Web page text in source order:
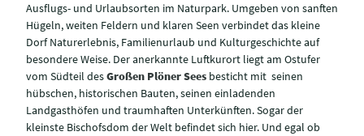
Ausflugs- und Urlaubsorten im Naturpark. Umgeben von sanften
Hügeln, weiten Feldern und klaren Seen verbindet das kleine
Dorf Naturerlebnis, Familienurlaub und Kulturgeschichte auf
besondere Weise. Der anerkannte Luftkurort liegt am Ostufer
vom Südteil desGroßen Plöner Sees besticht mit seinen
hübschen, historischen Bauten, seinen einladenden
Landgasthöfen und traumhaften Unterkünften. Sogar der
kleinste Bischofsdom der Welt befindet sich hier. Und egal ob